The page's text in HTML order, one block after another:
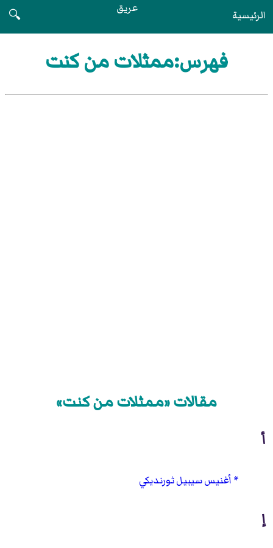
الرئيسية عريق
🔍
فهرس:ممثلات من كنت
مقالات «ممثلات من كنت»
أ
أغنيس سيبيل ثورنديكي
إ